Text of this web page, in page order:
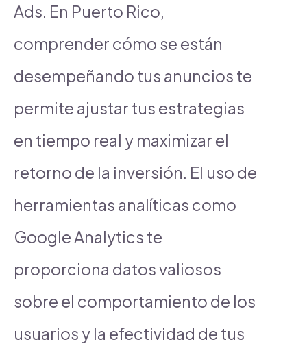
Ads. En Puerto Rico,
comprender cómo se están
desempeñando tus anuncios te
permite ajustar tus estrategias
en tiempo real y maximizar el
retorno de la inversión. El uso de
herramientas analíticas como
Google Analytics te
proporciona datos valiosos
sobre el comportamiento de los
usuarios y la efectividad de tus